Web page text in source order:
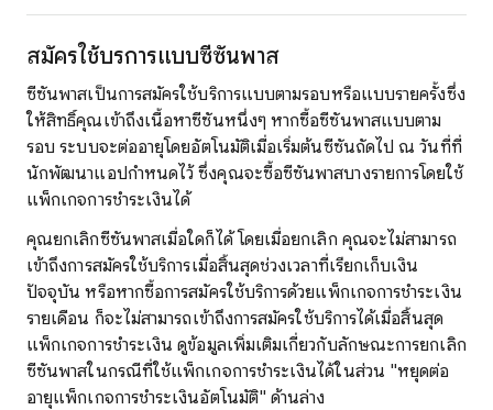
สมัครใช้บริการแบบซีซันพาส
ซีซันพาสเป็นการสมัครใช้บริการแบบตามรอบหรือแบบรายครั้งซึ่ง
ให้สิทธิ์คุณเข้าถึงเนื้อหาซีซันหนึ่งๆ หากซื้อซีซันพาสแบบตาม
รอบ ระบบจะต่ออายุโดยอัตโนมัติเมื่อเริ่มต้นซีซันถัดไป ณ วันที่ที่
นักพัฒนาแอปกำหนดไว้ ซึ่งคุณจะซื้อซีซันพาสบางรายการโดยใช้
แพ็กเกจการชำระเงินได้
คุณยกเลิกซีซันพาสเมื่อใดก็ได้ โดยเมื่อยกเลิก คุณจะไม่สามารถ
เข้าถึงการสมัครใช้บริการเมื่อสิ้นสุดช่วงเวลาที่เรียกเก็บเงิน
ปัจจุบัน หรือหากซื้อการสมัครใช้บริการด้วยแพ็กเกจการชำระเงิน
รายเดือน ก็จะไม่สามารถเข้าถึงการสมัครใช้บริการได้เมื่อสิ้นสุด
แพ็กเกจการชำระเงิน ดูข้อมูลเพิ่มเติมเกี่ยวกับลักษณะการยกเลิก
ซีซันพาสในกรณีที่ใช้แพ็กเกจการชำระเงินได้ในส่วน "หยุดต่อ
อายุแพ็กเกจการชำระเงินอัตโนมัติ" ด้านล่าง